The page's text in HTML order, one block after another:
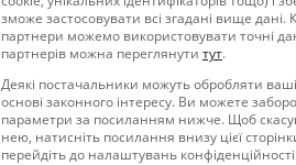
Отправить
зможе застосовувати всі згадані вище дані.
партнери можемо використовувати точні
партнерів можна переглянути тут.
Деякі постачальники можуть обробляти
основі законного інтересу. Ви можете
параметри за посиланням нижче. Щоб
нею, натисніть посилання внизу цієї
перейдіть до налаштувань